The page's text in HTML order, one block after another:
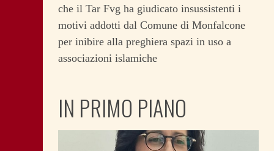
che il Tar Fvg ha giudicato insussistenti i
motivi addotti dal Comune di Monfalcone
per inibire alla preghiera spazi in uso a
associazioni islamiche
IN PRIMO PIANO